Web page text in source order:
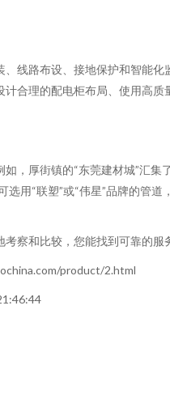
线路布设、接地保护和智能
合理的配电柜布局、使用高
，厚街镇的“东莞建材城”汇
用“联塑”或“伟星”品牌的管
察和比较，您能找到可靠的服
product/2.html